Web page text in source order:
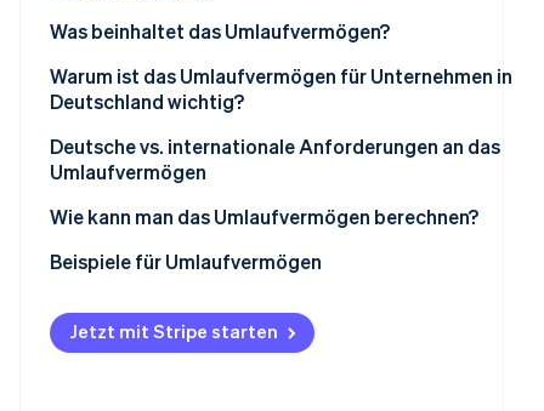
Was beinhaltet das Umlaufvermögen?
Warum ist das Umlaufvermögen für Unternehmen in
Deutschland wichtig?
Liquiditätssicherung
Stabilität und Flexibilität
Ausgewogenheit
Deutsche vs. internationale Anforderungen an das
Umlaufvermögen
Die wichtigsten Unterschiede zwischen HGB und IFRS
Wie kann man das Umlaufvermögen berechnen?
Beispiele für Umlaufvermögen
Beispiel 2: mittelgroßes Maschinenbauunternehmen
Jetzt mit Stripe starten